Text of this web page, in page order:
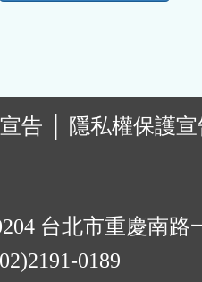
告
隱私權保護
台北市重慶南路
0189